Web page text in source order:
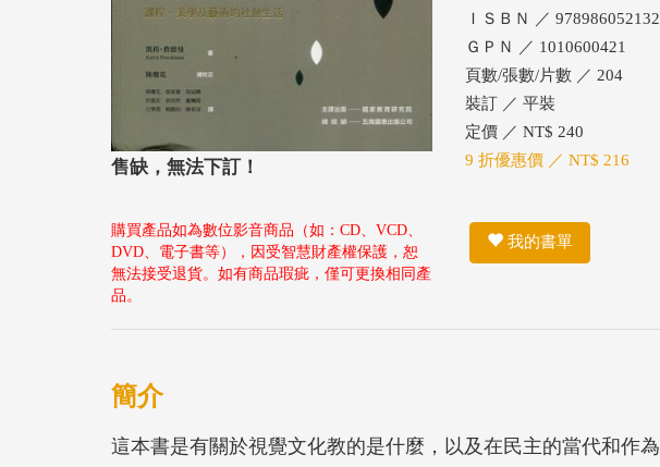
售缺，無法下訂！
購買產品如為數位影音商品（如：CD、VCD、
DVD、電子書等），因受智慧財產權保護，恕
無法接受退貨。如有商品瑕疵，僅可更換相同產
品。
ＩＳＢＮ ／
ＧＰＮ ／ 1010600421
頁數/張數/片數 ／ 204
裝訂 ／ 平裝
定價 ／ NT$ 240
9 折優惠價 ／ NT$ 216
我的書單
簡介
這本書是有關於視覺文化教的是什麼，以及在民主的當代和作